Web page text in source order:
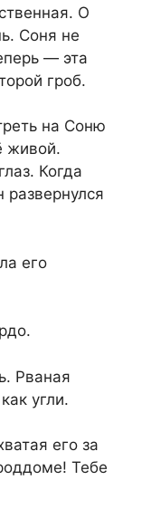
О
Соня не
— эта
гроб.
на Соню
живой.
Когда
развернулся
его
Рваная
угли.
его за
Тебе